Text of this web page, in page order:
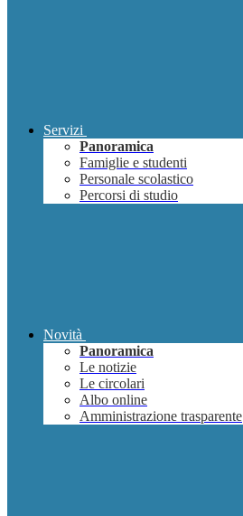
Servizi
Panoramica
Famiglie e studenti
Personale scolastico
Percorsi di studio
Novità
Panoramica
Le notizie
Le circolari
Albo online
Amministrazione trasparente